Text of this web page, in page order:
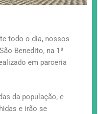
todo o dia, nossos
Benedito, na 1ª
em parceria
da população, e
e irão se